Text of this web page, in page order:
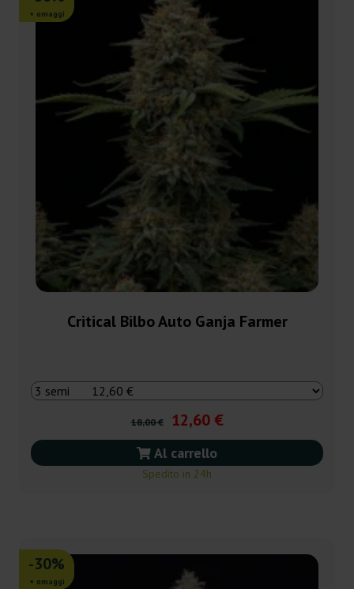
+ omaggi
Critical Bilbo Auto Ganja Farmer
18,00 € 12,60 €
Al carrello
Spedito in 24h
-30%
+ omaggi